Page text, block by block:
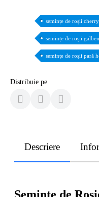
semințe de roșii
semințe de roșii
semințe de roșii pară
Distribuie pe
Descriere